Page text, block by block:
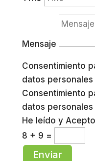
Mensaje
Consentimiento
datos personales
Consentimiento
datos personales
He leído y
8 + 9 =
Enviar